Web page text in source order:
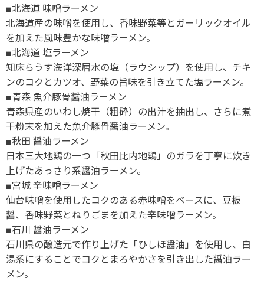
■北海道 味噌ラーメン
北海道産の味噌を使用し、香味野菜等とガーリックオイル
を加えた風味豊かな味噌ラーメン。
■北海道 塩ラーメン
知床らうす海洋深層水の塩（ラウシップ）を使用し、チキ
ンのコクとカツオ、野菜の旨味を引き立てた塩ラーメン。
■青森 魚介豚骨醤油ラーメン
青森県産のいわし焼干（粗砕）の出汁を抽出し、さらに煮
干粉末を加えた魚介豚骨醤油ラーメン。
■秋田 醤油ラーメン
日本三大地鶏の一つ「秋田比内地鶏」のガラを丁寧に炊き
上げたあっさり系醤油ラーメン。
■宮城 辛味噌ラーメン
仙台味噌を使用したコクのある赤味噌をベースに、豆板
醤、香味野菜とねりごまを加えた辛味噌ラーメン。
■石川 醤油ラーメン
石川県の醸造元で作り上げた「ひしほ醤油」を使用し、白
湯系にすることでコクとまろやかさを引き出した醤油ラー
メン。